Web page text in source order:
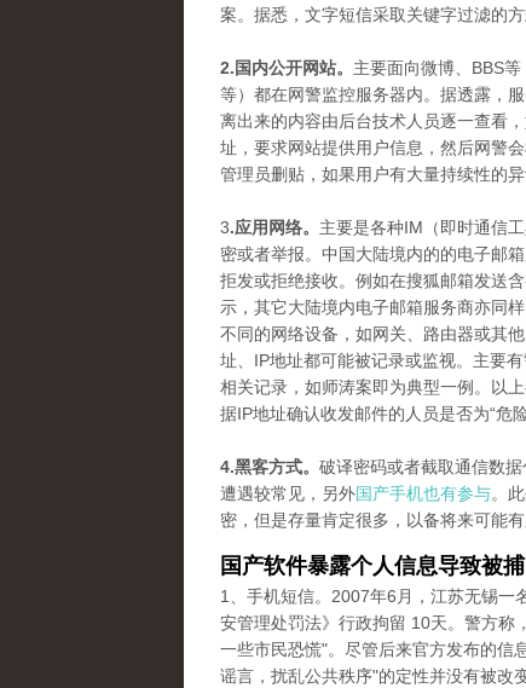
案。据悉，文字短信采取关键字过滤的
2.国内公开网站。 主要面向微博、BBS
等）都在网警监控服务器内。据透露，
离出来的内容由后台技术人员逐一查看
址，要求网站提供用户信息，然后网警
管理员删贴，如果用户有大量持续性的
3.应用网络。 主要是各种IM（即时通信
密或者举报。中国大陆境内的的电子邮
拒发或拒绝接收。例如在搜狐邮箱发送
示，其它大陆境内电子邮箱服务商亦同
不同的网络设备，如网关、路由器或其
址、IP地址都可能被记录或监视。主要
相关记录，如师涛案即为典型一例。以
据IP地址确认收发邮件的人员是否为“危
4.黑客方式。 破译密码或者截取通信数
遭遇较常见，另外国产手机也有参与。
密，但是存量肯定很多，以备将来可能有
国产软件暴露个人信息导致被
1、手机短信。2007年6月，江苏无锡一
安管理处罚法》行政拘留 10天。警方称
一些市民恐慌"。尽管后来官方发布的信
谣言，扰乱公共秩序"的定性并没有被改